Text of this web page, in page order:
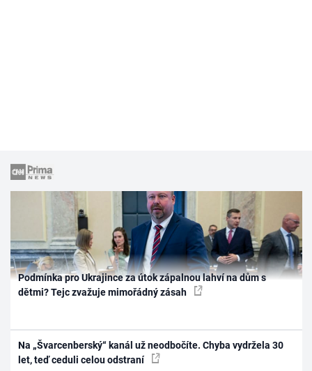
Podmínka pro Ukrajince za útok zápalnou lahví na dům s
dětmi? Tejc zvažuje mimořádný zásah
Na „Švarcenberský“ kanál už neodbočíte. Chyba vydržela 30
let, teď ceduli celou odstraní